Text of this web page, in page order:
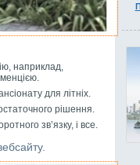
наприклад,
для літніх.
рішення.
зв’язку, і все.